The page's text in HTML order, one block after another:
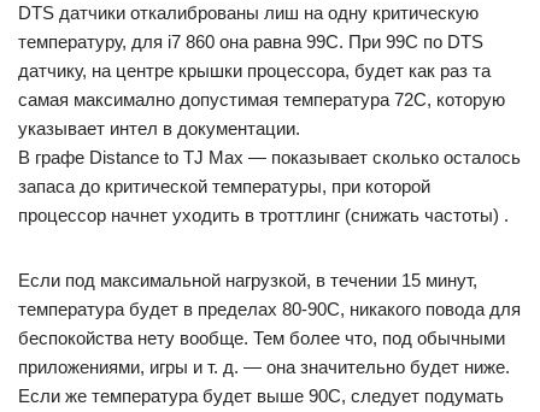
DTS датчики откалиброваны лиш на одну критическую
температуру, для i7 860 она равна 99C. При 99С по DTS
датчику, на центре крышки процессора, будет как раз та
самая максимално допустимая температура 72С, которую
указывает интел в документации.
В графе Distance to TJ Max — показывает сколько осталось
запаса до критической температуры, при которой
процессор начнет уходить в троттлинг (снижать частоты) .
Если под максимальной нагрузкой, в течении 15 минут,
температура будет в пределах 80-90С, никакого повода для
беспокойства нету вообще. Тем более что, под обычными
приложениями, игры и т. д. — она значительно будет ниже.
Если же температура будет выше 90С, следует подумать